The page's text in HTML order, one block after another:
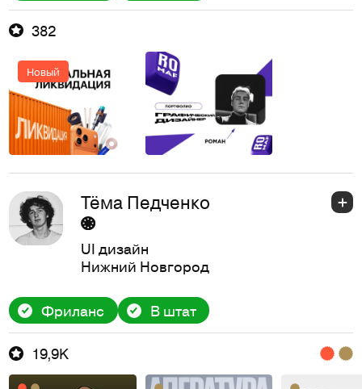
382
Новый
Тёма Педченко
UI дизайн
Нижний Новгород
Фриланс В штат
19,9K